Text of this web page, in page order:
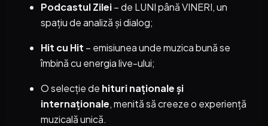
Podcastul Zilei– de LUNI până VINERI, un
spațiu de analiză și dialog;
Hit cu Hit – emisiunea unde muzica bună se
îmbină cu energia live-ului;
O selecție de hituri naționale și
internaționale, menită să creeze o experiență
muzicală unică.